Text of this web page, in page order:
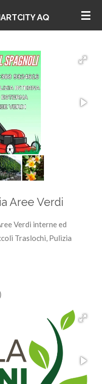
AQ
Aree Verdi
Verdi interne ed
Traslochi, Pulizia